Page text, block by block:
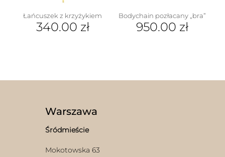
Łańcuszek z krzyżykiem
340.00 zł
Bodychain pozłacany „bra”
950.00 zł
Warszawa
Śródmieście
Mokotowska 63